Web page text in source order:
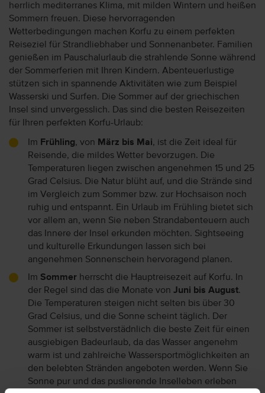
herrlich mediterranes Klima, mit milden Wintern und heißen
Sommern freuen. Diese hervorragenden
Wetterbedingungen machen Korfu zu einem perfekten
Reiseziel für Strandliebhaber und Sonnenanbeter. Familien
genießen im Pauschalurlaub die strahlende Sonne während
der Sommerferien mit Ihren Kindern. Abenteuerlustige
stützen sich in spannende Aktivitäten wie zum Beispiel
Wasserski und Surfen. Die Sommer auf der griechischen
Insel sind unvergesslich. Das sind die besten Reisezeiten
für Ihren perfekten Korfu-Urlaub:
Im Frühling, von März bis Mai, ist die Zeit ideal für
Reisende, die mildes Wetter bevorzugen. Die
Temperaturen liegen zwischen angenehmen 15 und 25
Grad Celsius. Die Natur blüht auf, und die Strände sind
im Vergleich zum Sommer bzw. zur Hochsaison noch
ruhig und entspannt. Ein Urlaub im Frühling bietet sich
vor allem an, wenn Sie neben Strandabenteuern auch
das Innere der Insel erkunden möchten. Sightseeing
und kulturelle Erkundungen lassen sich bei
angenehmen Sonnenschein hervoragend planen.
Im Sommer herrscht die Hauptreisezeit auf Korfu. In
der Regel sind das die Monate von Juni bis August.
Die Temperaturen steigen nicht selten bis über 30
Grad Celsius, und die Sonne scheint täglich. Der
Sommer ist selbstverstädnlich die beste Zeit für einen
ausgiebigen Badeurlaub, da das Wasser angenehm
warm ist und zahlreiche Wassersportmöglichkeiten an
den belebten Stränden angeboten werden. Wenn Sie
Sonne pur und das puslierende Inselleben erleben